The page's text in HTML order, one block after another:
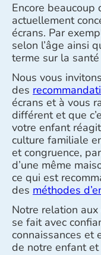
Encore beaucoup
actuellement
écrans. Par
selon l’âge ainsi
terme sur la
Nous vous
des
écrans et à vous
différent et que
votre enfant
culture familiale
et congruence,
d’une même
ce qui est
des méthodes
Notre relation
se fait avec
connaissances et
de notre enfant